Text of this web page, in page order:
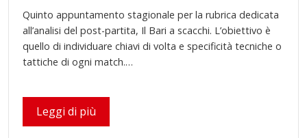
Quinto appuntamento stagionale per la rubrica dedicata
all’analisi del post-partita, Il Bari a scacchi. L’obiettivo è
quello di individuare chiavi di volta e specificità tecniche o
tattiche di ogni match.…
Leggi di più